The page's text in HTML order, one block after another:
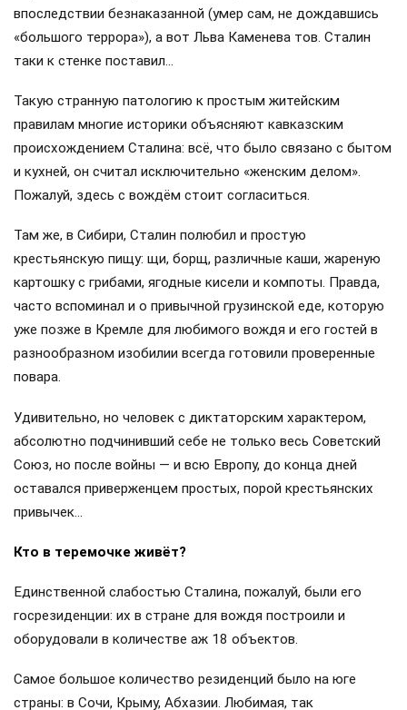
впоследствии безнаказанной (умер сам, не дождавшись
«большого террора»), а вот Льва Каменева тов. Сталин
таки к стенке поставил…
Такую странную патологию к простым житейским
правилам многие историки объясняют кавказским
происхождением Сталина: всё, что было связано с бытом
и кухней, он считал исключительно «женским делом».
Пожалуй, здесь с вождём стоит согласиться.
Там же, в Сибири, Сталин полюбил и простую
крестьянскую пищу: щи, борщ, различные каши, жареную
картошку с грибами, ягодные кисели и компоты. Правда,
часто вспоминал и о привычной грузинской еде, которую
уже позже в Кремле для любимого вождя и его гостей в
разнообразном изобилии всегда готовили проверенные
повара.
Удивительно, но человек с диктаторским характером,
абсолютно подчинивший себе не только весь Советский
Союз, но после войны — и всю Европу, до конца дней
оставался приверженцем простых, порой крестьянских
привычек…
Кто в теремочке живёт?
Единственной слабостью Сталина, пожалуй, были его
госрезиденции: их в стране для вождя построили и
оборудовали в количестве аж 18 объектов.
Самое большое количество резиденций было на юге
страны: в Сочи, Крыму, Абхазии. Любимая, так